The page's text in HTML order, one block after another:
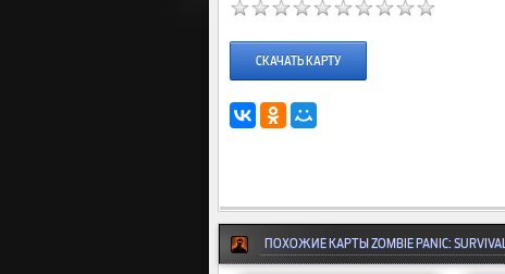
СКАЧАТЬ КАРТУ
ПОХОЖИЕ КАРТЫ ZOMBIE PANIC: SURVIVAL